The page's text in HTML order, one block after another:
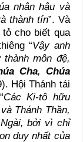
nhân hậu và
thành tín”. Và
cho biết qua
“Vậy anh
môn đệ,
Cha, Chúa
Hội Thánh tái
Các Ki-tô hữu
Thánh Thần,
bởi vì chỉ
duy nhất của